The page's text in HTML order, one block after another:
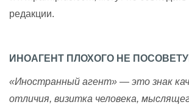
редакции.
ИНОАГЕНТ ПЛОХОГО НЕ
«Иностранный агент» — это знак
отличия, визитка человека,